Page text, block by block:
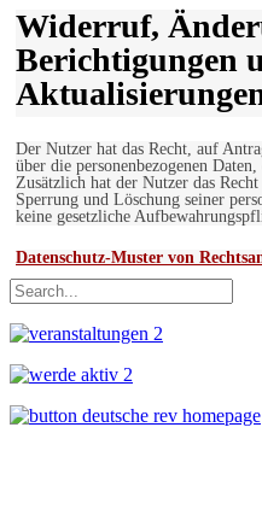
Widerruf,
Berichtigungen
Der Nutzer hat das Recht, auf
über die personenbezogenen
Zusätzlich hat der Nutzer das
Sperrung und Löschung seiner
keine gesetzliche
Datenschutz-Muster von